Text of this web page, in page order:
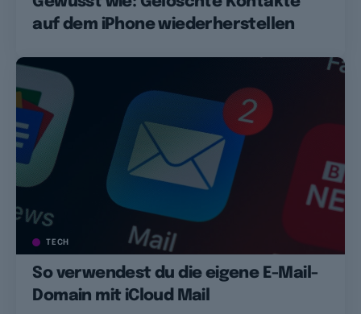
auf dem iPhone wiederherstellen
TECH
So verwendest du die eigene E-Mail-
Domain mit iCloud Mail